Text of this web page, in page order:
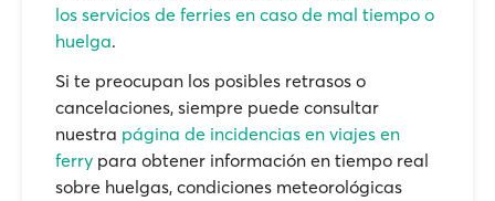
los servicios de ferries en caso de mal tiempo o
huelga.
Si te preocupan los posibles retrasos o
cancelaciones, siempre puede consultar
nuestra página de incidencias en viajes en
ferry para obtener información en tiempo real
sobre huelgas, condiciones meteorológicas